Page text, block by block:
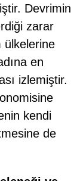
Devrimin
zarar
ülkelerine
en
izlemiştir.
kendi
de